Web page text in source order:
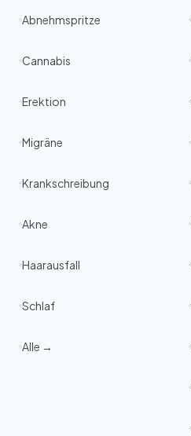
Abnehmspritze
Cannabis
Erektion
Migräne
Krankschreibung
Akne
Haarausfall
Schlaf
Alle →